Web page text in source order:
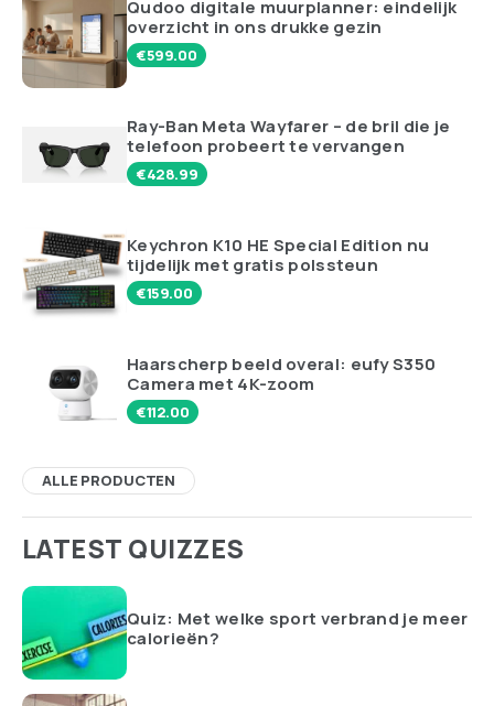
Qudoo digitale muurplanner: eindelijk
overzicht in ons drukke gezin
€599.00
Ray-Ban Meta Wayfarer – de bril die je
telefoon probeert te vervangen
€428.99
Keychron K10 HE Special Edition nu
tijdelijk met gratis polssteun
€159.00
Haarscherp beeld overal: eufy S350
Camera met 4K-zoom
€112.00
ALLE PRODUCTEN
LATEST QUIZZES
Quiz: Met welke sport verbrand je meer
calorieën?